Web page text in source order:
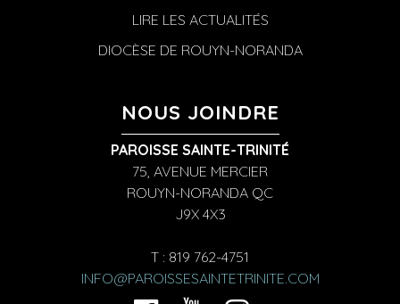
LIRE LES ACTUALITÉS
DIOCÈSE DE ROUYN-NORANDA
NOUS JOINDRE
PAROISSE SAINTE-TRINITÉ
75, AVENUE MERCIER
ROUYN-NORANDA QC
J9X 4X3
T : 819 762-4751
INFO@PAROISSESAINTETRINITE.COM